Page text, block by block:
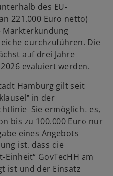
des EU-
221.000 Euro netto)
Markterkundung
durchzuführen. Die
auf drei Jahre
evaluiert werden.
Hamburg gilt seit
in der
Sie ermöglicht es,
bis zu 100.000 Euro nur
eines Angebots
ist, dass die
GovTecHH am
ist und der Einsatz